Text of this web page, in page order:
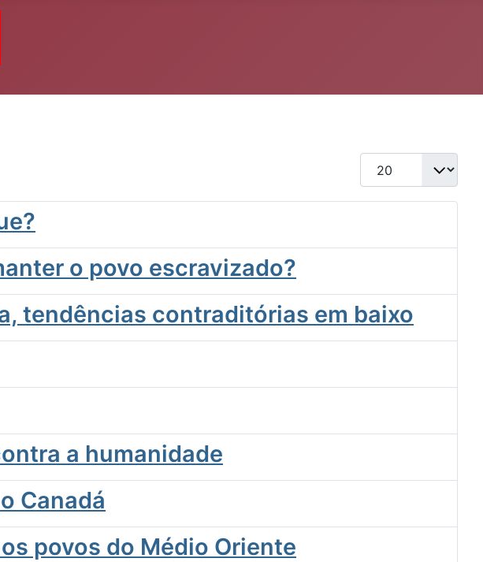
Qtd. a exibir
o povo escravizado?
tendências contraditórias em baixo
a humanidade
Canadá
povos do Médio Oriente